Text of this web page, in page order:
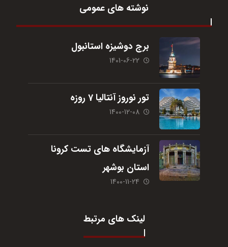
نوشته های عمومی
برج دوشیزه استانبول
1401-06-22
تور نوروز آنتالیا 7 روزه
1400-12-08
آزمایشگاه های تست کرونا
استان بوشهر
1400-11-24
لینک های مرتبط